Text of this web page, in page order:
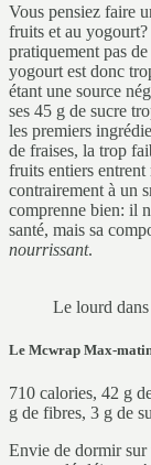
Vous pensiez faire
fruits et au
pratiquement pas
yogourt est donc
étant une source
ses 45 g de sucre
les premiers
de fraises, la trop
fruits entiers entrent
contrairement à un
comprenne bien: il
santé, mais sa
nourrissant.
Le lourd
Le Mcwrap Max-matin
710 calories, 42 g
g de fibres, 3 g de
Envie de dormir sur